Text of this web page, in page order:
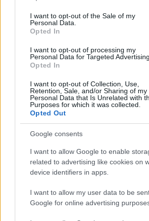
use your data for below specified purposes
consent section.
I want to opt-out of the Sale of my
Personal Data.
Opted In
I want to opt-out of processing my
Personal Data for Targeted Advertising.
Opted In
I want to opt-out of Collection, Use,
Retention, Sale, and/or Sharing of my
Personal Data that Is Unrelated with
Purposes for which it was collected.
Opted Out
Google consents
I want to allow Google to enable
related to advertising like cookies on
device identifiers in apps.
I want to allow my user data to be
Google for online advertising
Olivia Rodrigo:Vampire
A várva várt visszatérésnem
Vampire-ben benne van minden,